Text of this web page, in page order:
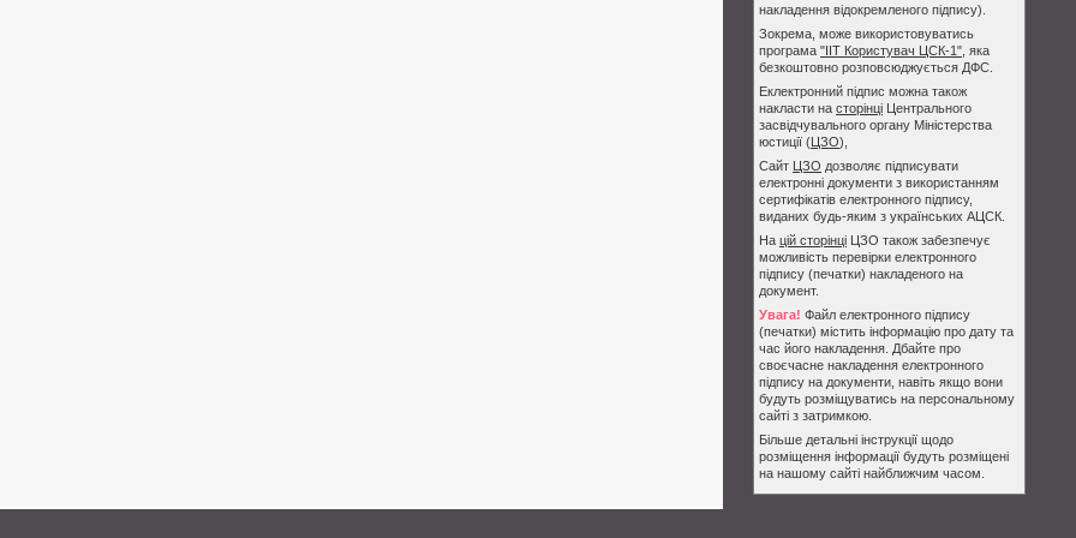
накладення відокремленого підпису).
Зокрема, може використовуватись
програма "ІІТ Користувач ЦСК-1" , яка
безкоштовно розповсюджується ДФС.
Еклектронний підпис можна також
накласти на сторінці Центрального
засвідчувального органу Міністерства
юстиції (ЦЗО),
Сайт ЦЗО дозволяє підписувати
електронні документи з використанням
сертифікатів електронного підпису,
виданих будь-яким з українських АЦСК.
На цій сторінці ЦЗО також забезпечує
можливість перевірки електронного
підпису (печатки) накладеного на
документ.
Увага! Файл електронного підпису
(печатки) містить інформацію про дату та
час його накладення. Дбайте про
своєчасне накладення електронного
підпису на документи, навіть якщо вони
будуть розміщуватись на персональному
сайті з затримкою.
Більше детальні інструкції щодо
розміщення інформації будуть розміщені
на нашому сайті найближчим часом.